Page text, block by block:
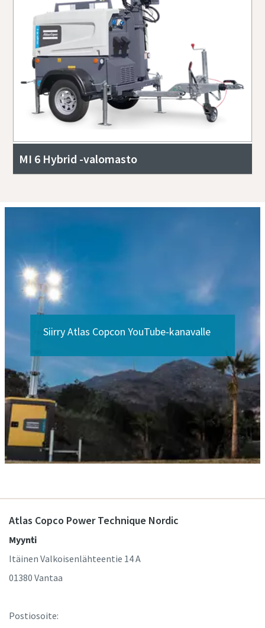
MI 6 Hybrid -valomasto
Siirry Atlas Copcon YouTube-kanavalle
Atlas Copco Power Technique Nordic
Myynti
Itäinen Valkoisenlähteentie 14 A
01380 Vantaa
Postiosoite: